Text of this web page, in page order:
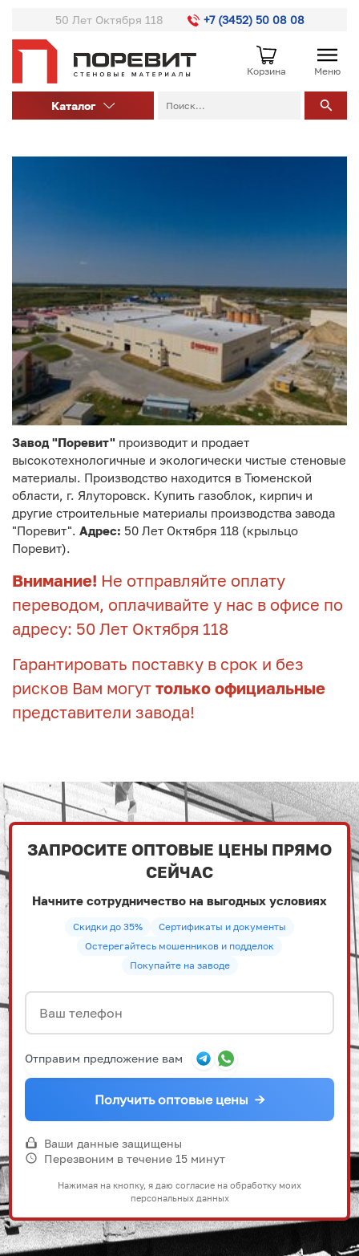
50 Лет Октября 118 +7 (3452) 50 08 08
Корзина Меню
Каталог
Завод "Поревит" производит и продает
высокотехнологичные и экологически чистые стеновые
материалы. Производство находится в Тюменской
области, г. Ялуторовск. Купить газоблок, кирпич и
другие строительные материалы производства завода
"Поревит". Адрес: 50 Лет Октября 118 (крыльцо
Поревит).
Внимание! Не отправляйте оплату
переводом, оплачивайте у нас в офисе по
адресу: 50 Лет Октября 118
Гарантировать поставку в срок и без
рисков Вам могут только официальные
представители завода!
ЗАПРОСИТЕ ОПТОВЫЕ ЦЕНЫ ПРЯМО
СЕЙЧАС
Начните сотрудничество на выгодных условиях
Скидки до 35%
Сертификаты и документы
Остерегайтесь мошенников и подделок
Покупайте на заводе
Отправим предложение вам
Получить оптовые цены →
Ваши данные защищены
Перезвоним в течение 15 минут
Нажимая на кнопку, я даю согласие на обработку моих
персональных данных